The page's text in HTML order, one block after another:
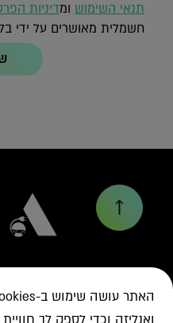
תנאי השימוש ומדיניות
חשמלית מאושרים על ידי